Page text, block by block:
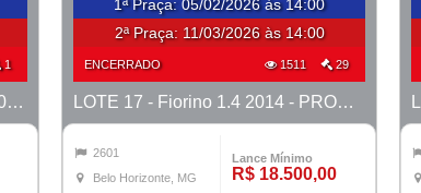
1
LOTE 15 - Veic. Dodge Journey 2014 - PROCESSO 0010757-52.2024-42ª BH
1ª Praça:05/02/2026 às 14:00
2ª Praça: 11/03/2026 às 14:00
ENCERRADO 1511 29
LOTE 17 - Fiorino 1.4 2014 - PROCESSO 0011039-27.2023-42ª BH
2601
Belo Horizonte, MG
Lance Mínimo
R$ 18.500,00